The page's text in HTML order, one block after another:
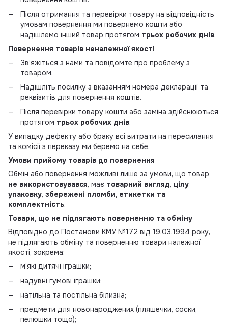
Після отримання та перевірки товару на відповідність
умовам повернення ми повернемо кошти або
надішлемо інший товар протягом трьох робочих днів.
Повернення товарів неналежної якості
Зв’яжіться з нами та повідомте про проблему з
товаром.
Надішліть посилку з вказанням номера декларації та
реквізитів для повернення коштів.
Після перевірки товару кошти або заміна здійснюються
протягом трьох робочих днів.
У випадку дефекту або браку всі витрати на пересилання
та комісії з переказу ми беремо на себе.
Умови прийому товарів до повернення
Обмін або повернення можливі лише за умови, що товар
не використовувався, має товарний вигляд, цілу
упаковку, збережені пломби, етикетки та
комплектність.
Товари, що не підлягають поверненню та обміну
Відповідно до Постанови КМУ №172 від 19.03.1994 року,
не підлягають обміну та поверненню товари належної
якості, зокрема:
м’які дитячі іграшки;
надувні гумові іграшки;
натільна та постільна білизна;
предмети для новонароджених (пляшечки, соски,
пелюшки тощо);